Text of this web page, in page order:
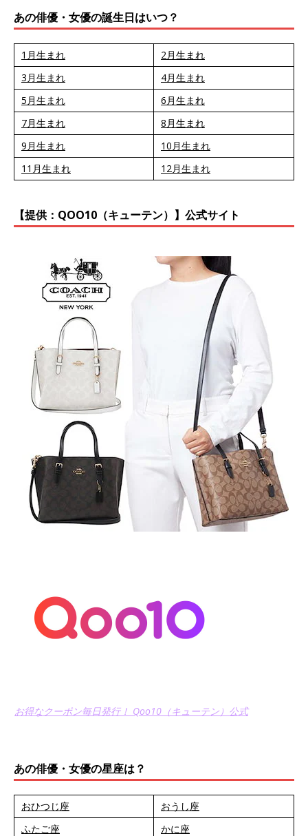
あの俳優・女優の誕生日はいつ？
1月生まれ
2月生まれ
3月生まれ
4月生まれ
5月生まれ
6月生まれ
7月生まれ
8月生まれ
9月生まれ
10月生まれ
11月生まれ
12月生まれ
【提供：QOO10（キューテン）】公式サイト
お得なクーポン毎日発行！ Qoo10（キューテン）公式
あの俳優・女優の星座は？
おひつじ座
おうし座
ふたご座
かに座